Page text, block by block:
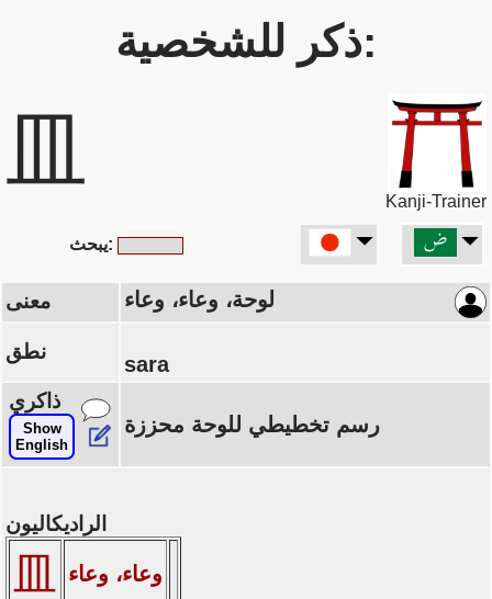
ذكر للشخصية:
皿
Kanji-Trainer
يبحث:
معنى لوحة، وعاء، وعاء
نطق
sara
ذاكري
Show
English
رسم تخطيطي للوحة محززة
الراديكاليون
皿 وعاء، وعاء